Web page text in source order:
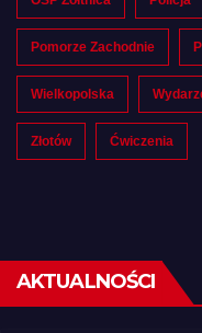
Pomorze Zachodnie
Wielkopolska
Złotów Ćwiczenia
AKTUALNOŚCI